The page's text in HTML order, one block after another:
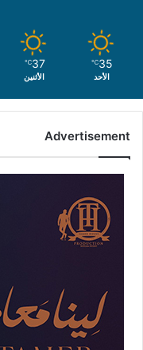
35
℃
الأحد
37
℃
الأثنين
Advertisement